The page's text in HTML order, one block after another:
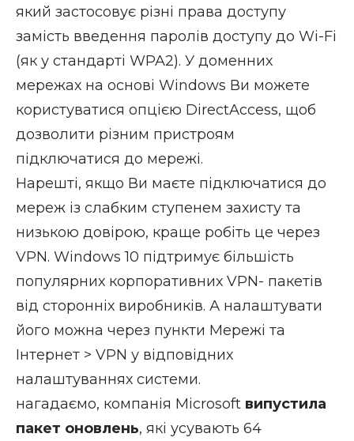
який застосовує різні права доступу
замість введення паролів доступу до Wi-Fi
(як у стандарті WPA2). У доменних
мережах на основі Windows Ви можете
користуватися опцією DirectAccess, щоб
дозволити різним пристроям
підключатися до мережі.
Нарешті, якщо Ви маєте підключатися до
мереж із слабким ступенем захисту та
низькою довірою, краще робіть це через
VPN. Windows 10 підтримує більшість
популярних корпоративних VPN- пакетів
від сторонніх виробників. А налаштувати
його можна через пункти Мережі та
Інтернет > VPN у відповідних
налаштуваннях системи.
нагадаємо, компанія Microsoft випустила
пакет оновлень, які усувають 64